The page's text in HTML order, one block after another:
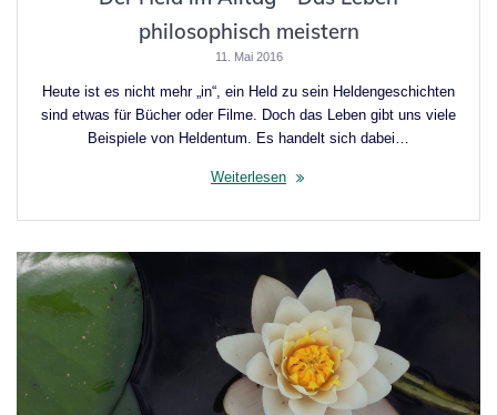
philosophisch meistern
11. Mai 2016
Heute ist es nicht mehr „in“, ein Held zu sein Heldengeschichten
sind etwas für Bücher oder Filme. Doch das Leben gibt uns viele
Beispiele von Heldentum. Es handelt sich dabei…
Weiterlesen